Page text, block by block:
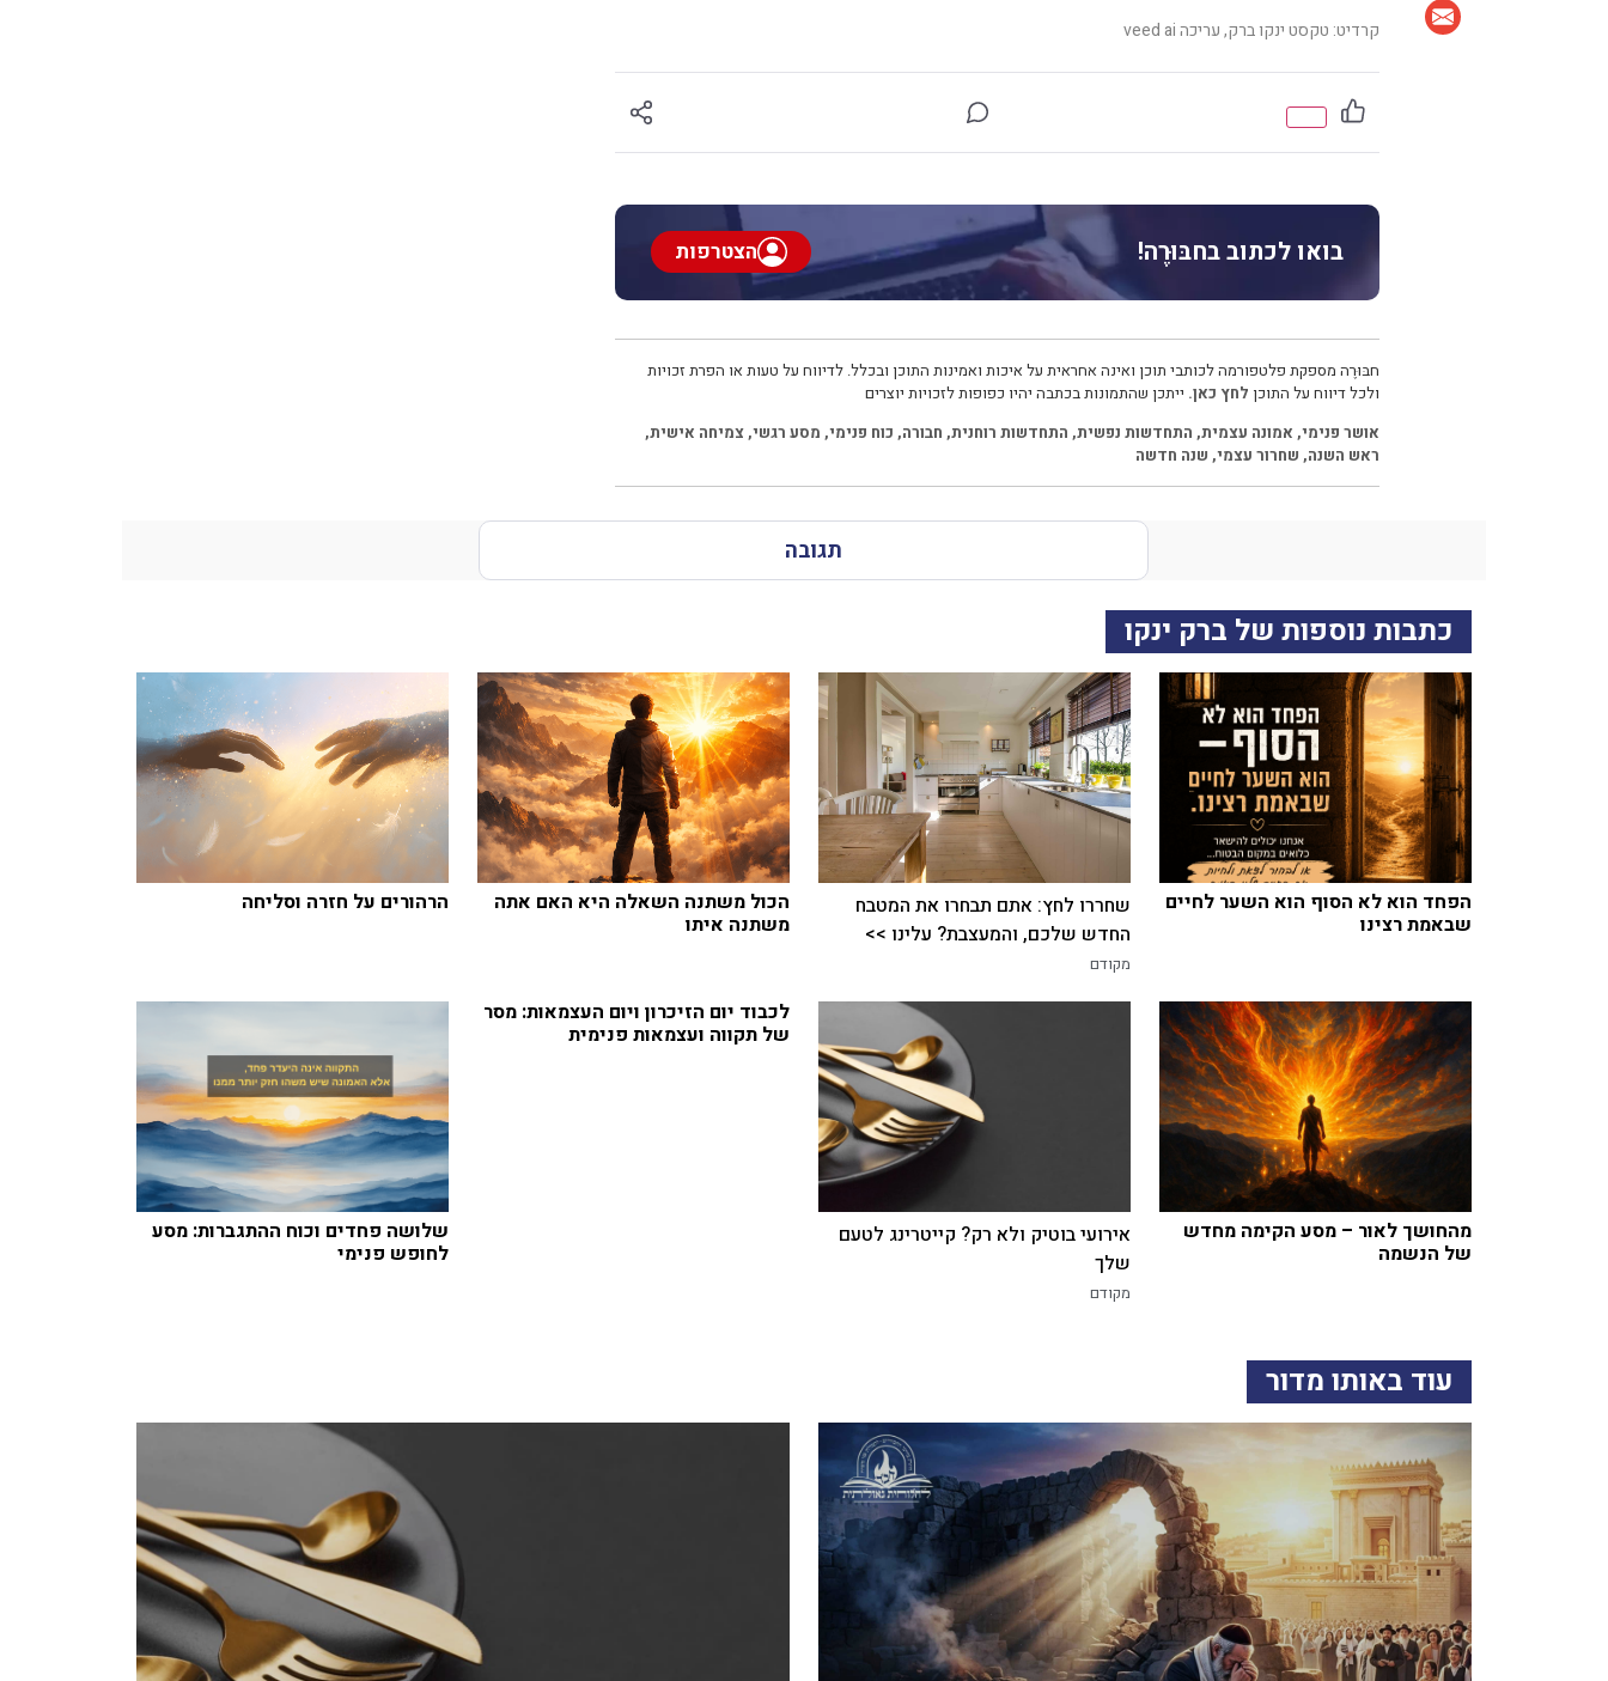
קרדיט: טקסט ינקו ברק, עריכה veed ai
בואו לכתוב בחבּוּרֶה! הצטרפות
חבּוּרֶה מספקת פלטפורמה לכותבי תוכן ואינה אחראית על איכות ואמינות התוכן ובכלל. לדיווח על טעות או הפרת זכויות
ולכל דיווח על התוכן לחץ כאן. ייתכן שהתמונות בכתבה יהיו כפופות לזכויות יוצרים
אושר פנימי, אמונה עצמית, התחדשות נפשית, התחדשות רוחנית, חבורה, כוח פנימי, מסע רגשי,צמיחה אישית,
ראש השנה, שחרור עצמי, שנה חדשה
תגובה
כתבות נוספות של ברק ינקו
הפחד הוא לא הסוף הוא השער לחיים
שבאמת רצינו
שחררו לחץ: אתם תבחרו את המטבח
החדש שלכם, והמעצבת? עלינו >>
מקודם
הכול משתנה השאלה היא האם אתה
משתנה איתו
הרהורים על חזרה וסליחה
מהחושך לאור – מסע הקימה מחדש
של הנשמה
אירועי בוטיק ולא רק? קייטרינג לטעם
שלך
מקודם
לכבוד יום הזיכרון ויום העצמאות: מסר
של תקווה ועצמאות פנימית
שלושה פחדים וכוח ההתגברות: מסע
לחופש פנימי
עוד באותו מדור